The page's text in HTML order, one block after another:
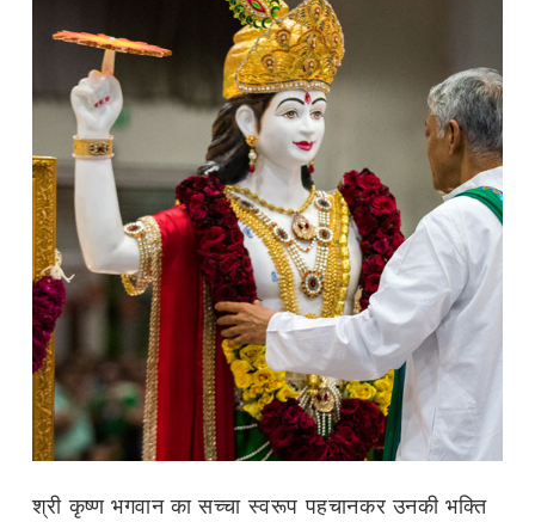
श्री कृष्ण भगवान का सच्चा स्वरूप पहचानकर उनकी भक्ति